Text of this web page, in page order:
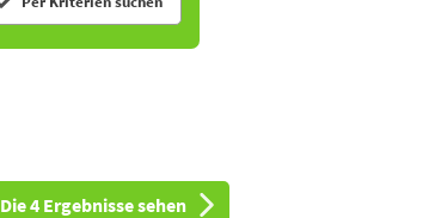
Die 4 Ergebnisse sehen